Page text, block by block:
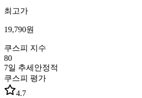
최고가
19,790원
쿠스피 지수
80
7일 추세 안정적
쿠스피 평가
4.7